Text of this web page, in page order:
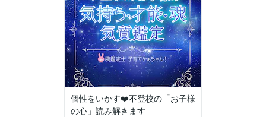
個性をいかす❤️不登校の「お子様
の心」読み解きます